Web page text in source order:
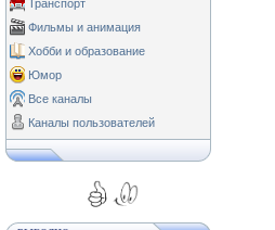
Транспорт
Фильмы и анимация
Хобби и образование
Юмор
Все каналы
Каналы пользователей